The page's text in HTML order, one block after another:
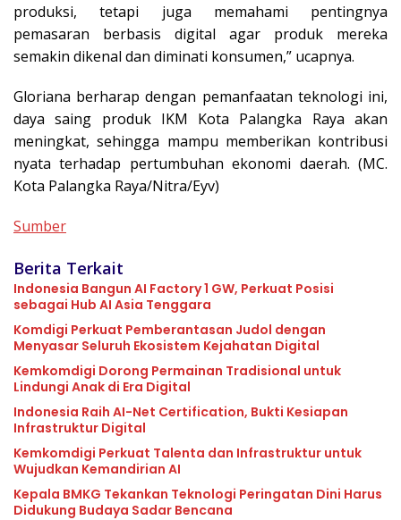
produksi, tetapi juga memahami pentingnya
pemasaran berbasis digital agar produk mereka
semakin dikenal dan diminati konsumen,” ucapnya.
Gloriana berharap dengan pemanfaatan teknologi ini,
daya saing produk IKM Kota Palangka Raya akan
meningkat, sehingga mampu memberikan kontribusi
nyata terhadap pertumbuhan ekonomi daerah. (MC.
Kota Palangka Raya/Nitra/Eyv)
Sumber
Berita Terkait
Indonesia Bangun AI Factory 1 GW, Perkuat Posisi
sebagai Hub AI Asia Tenggara
Komdigi Perkuat Pemberantasan Judol dengan
Menyasar Seluruh Ekosistem Kejahatan Digital
Kemkomdigi Dorong Permainan Tradisional untuk
Lindungi Anak di Era Digital
Indonesia Raih AI-Net Certification, Bukti Kesiapan
Infrastruktur Digital
Kemkomdigi Perkuat Talenta dan Infrastruktur untuk
Wujudkan Kemandirian AI
Kepala BMKG Tekankan Teknologi Peringatan Dini Harus
Didukung Budaya Sadar Bencana